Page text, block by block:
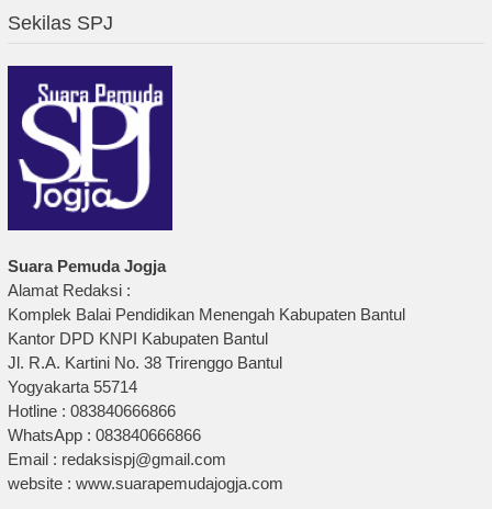
Sekilas SPJ
Suara Pemuda Jogja
Alamat Redaksi :
Komplek Balai Pendidikan Menengah Kabupaten Bantul
Kantor DPD KNPI Kabupaten Bantul
Jl. R.A. Kartini No. 38 Trirenggo Bantul
Yogyakarta 55714
Hotline : 083840666866
WhatsApp : 083840666866
Email : redaksispj@gmail.com
website : www.suarapemudajogja.com